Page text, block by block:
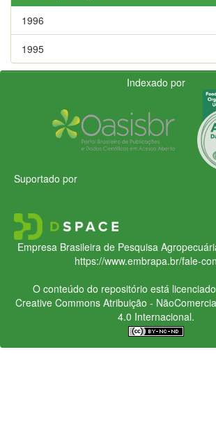
1996
1995
Indexado por
Suportado por
Empresa Brasileira de Pesquisa
https://www.embrapa.br/fale-
O conteúdo do repositório está
Creative CommonsAtribuição -
4.0 Internacional.